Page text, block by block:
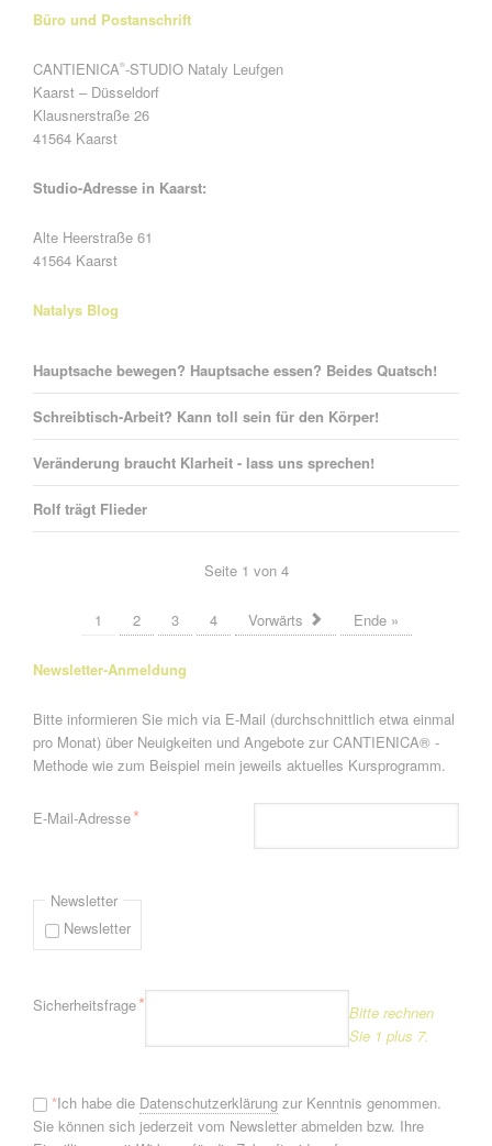
Büro und Postanschrift
CANTIENICA®-STUDIO Nataly Leufgen
Kaarst – Düsseldorf
Klausnerstraße 26
41564 Kaarst
Studio-Adresse in Kaarst:
Alte Heerstraße 61
41564 Kaarst
Natalys Blog
Hauptsache bewegen? Hauptsache essen? Beides Quatsch!
Schreibtisch-Arbeit? Kann toll sein für den Körper!
Veränderung braucht Klarheit - lass uns sprechen!
Rolf trägt Flieder
Seite 1 von 4
1 2 3 4 Vorwärts Ende »
Newsletter-Anmeldung
Bitte informieren Sie mich via E-Mail (durchschnittlich etwa einmal
pro Monat) über Neuigkeiten und Angebote zur CANTIENICA® -
Methode wie zum Beispiel mein jeweils aktuelles Kursprogramm.
Pflichtfeld
E-Mail-Adresse*
Newsletter
Newsletter
Pflichtfeld
Sicherheitsfrage*
Bitte rechnen
Sie 1 plus 7.
*Ich habe die Datenschutzerklärungzur Kenntnis genommen.
Sie können sich jederzeit vom Newsletter abmelden bzw. Ihre